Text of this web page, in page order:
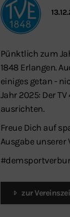
Pünktlich zum
1848 Erlangen.
einiges getan -
Jahr 2025: Der
ausrichten.
Freue Dich auf
Ausgabe unserer
zur